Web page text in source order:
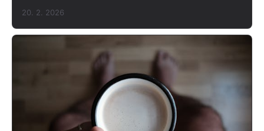
20. 2. 2026